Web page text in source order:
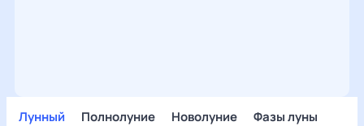
Лунный Полнолуние Новолуние Фазы луны